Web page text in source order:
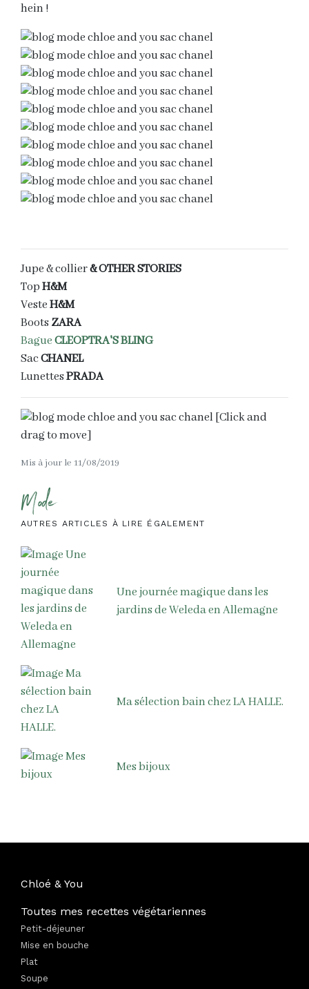
hein !
Jupe & collier& OTHER STORIES
TopH&M
VesteH&M
BootsZARA
BagueCLEOPTRA'S BLING
SacCHANEL
LunettesPRADA
Mis à jour le 11/08/2019
Mode
AUTRES ARTICLES À LIRE ÉGALEMENT
Une journée magique dans les
jardins de Weleda en Allemagne
Ma sélection bain chez LA HALLE.
Mes bijoux
Chloé & You
Toutes mes recettes végétariennes
Petit-déjeuner
Mise en bouche
Plat
Soupe